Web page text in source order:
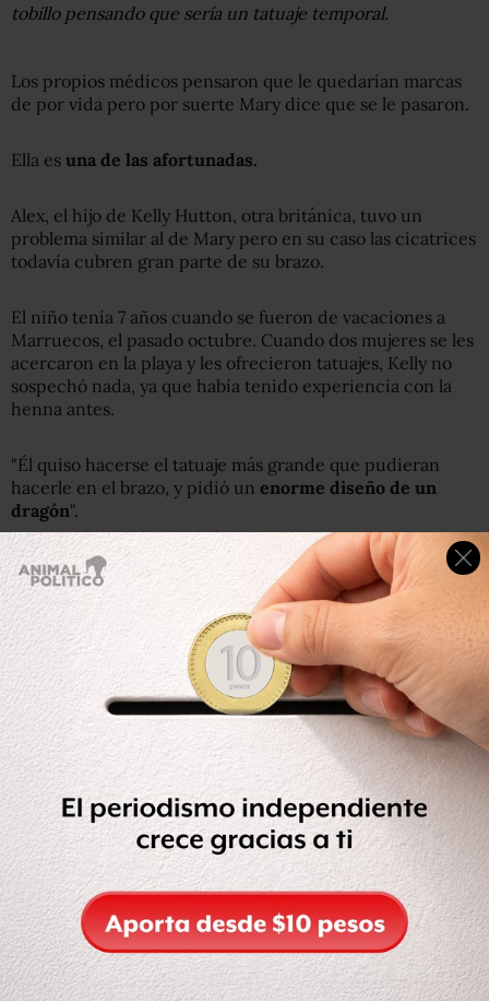
tobillo pensando que sería un tatuaje temporal.
Los propios médicos pensaron que le quedarían marcas
de por vida pero por suerte Mary dice que se le pasaron.
Ella es una de las afortunadas.
Alex, el hijo de Kelly Hutton, otra británica, tuvo un
problema similar al de Mary pero en su caso las cicatrices
todavía cubren gran parte de su brazo.
El niño tenía 7 años cuando se fueron de vacaciones a
Marruecos, el pasado octubre. Cuando dos mujeres se les
acercaron en la playa y les ofrecieron tatuajes, Kelly no
sospechó nada, ya que había tenido experiencia con la
henna antes.
"Él quiso hacerse el tatuaje más grande que pudieran
hacerle en el brazo, y pidió un enorme diseño de un
dragón".
Kelly Hutton/iStock
Cicatriz del tatuaje de dragón que le hicieron a Alex con
henna negra.
Kelly no tenía ni idea entonces de la diferencia entre la
henna negra y la natural.